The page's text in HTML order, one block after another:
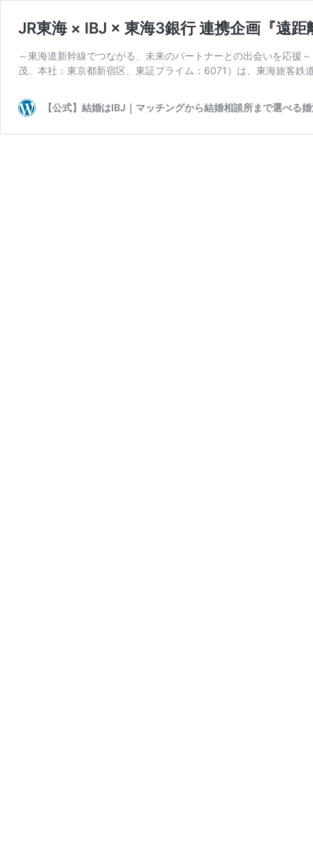
JR東海 × IBJ × 東海3銀行 連携企画『遠
～東海道新幹線でつながる、未来のパートナーとの出会いを応援
茂、本社：東京都新宿区、東証プライム：6071）は、東海旅客
【公式】結婚はIBJ｜マッチングから結婚相談所まで選べる